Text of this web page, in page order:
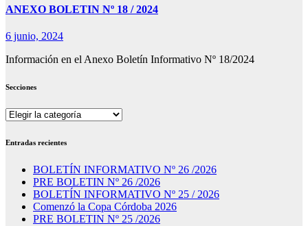
ANEXO BOLETIN Nº 18 / 2024
6 junio, 2024
Información en el Anexo Boletín Informativo Nº 18/2024
Secciones
Secciones
Entradas recientes
BOLETÍN INFORMATIVO Nº 26 /2026
PRE BOLETIN Nº 26 /2026
BOLETÍN INFORMATIVO Nº 25 / 2026
Comenzó la Copa Córdoba 2026
PRE BOLETIN Nº 25 /2026